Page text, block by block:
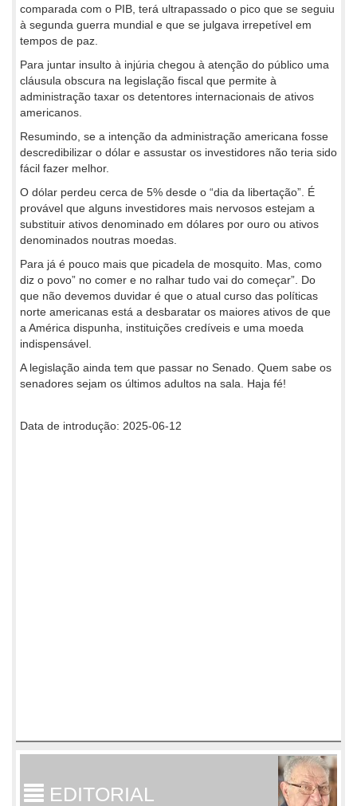
comparada com o PIB, terá ultrapassado o pico que se seguiu
à segunda guerra mundial e que se julgava irrepetível em
tempos de paz.
Para juntar insulto à injúria chegou à atenção do público uma
cláusula obscura na legislação fiscal que permite à
administração taxar os detentores internacionais de ativos
americanos.
Resumindo, se a intenção da administração americana fosse
descredibilizar o dólar e assustar os investidores não teria sido
fácil fazer melhor.
O dólar perdeu cerca de 5% desde o “dia da libertação”. É
provável que alguns investidores mais nervosos estejam a
substituir ativos denominado em dólares por ouro ou ativos
denominados noutras moedas.
Para já é pouco mais que picadela de mosquito. Mas, como
diz o povo” no comer e no ralhar tudo vai do começar”. Do
que não devemos duvidar é que o atual curso das políticas
norte americanas está a desbaratar os maiores ativos de que
a América dispunha, instituições credíveis e uma moeda
indispensável.
A legislação ainda tem que passar no Senado. Quem sabe os
senadores sejam os últimos adultos na sala. Haja fé!
Data de introdução: 2025-06-12
EDITORIAL